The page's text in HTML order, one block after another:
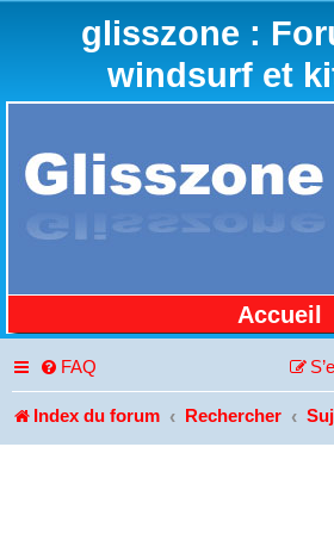
glisszone :
windsurf et
Accueil
FAQ
Index du forum Rechercher